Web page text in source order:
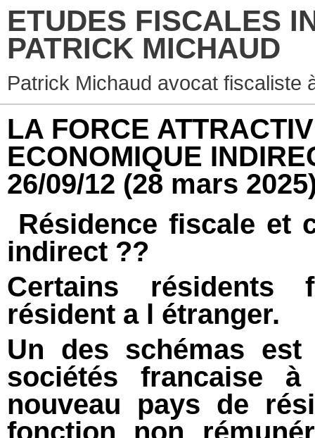
ETUDES FISCALES
PATRICK MICHAUD
Patrick Michaud avocat fiscaliste
LA FORCE
ECONOMIQUE
26/09/12 (28 mars
Résidence fiscale et
indirect ??
Certains résidents
résident a l étranger.
Un des schémas
sociétés francaise
nouveau pays de